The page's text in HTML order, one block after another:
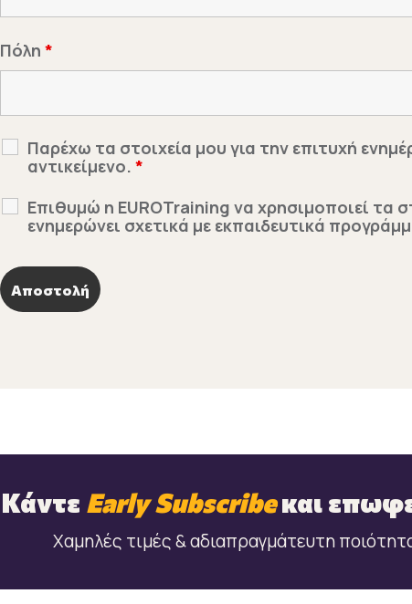
Πόλη *
Παρέχω τα στοιχεία μου για την επιτυχή
αντικείμενο. *
Επιθυμώ η EUROTraining να χρησιμοποιεί τα
ενημερώνει σχετικά με εκπαιδευτικά
Κάντε Early Subscribeκαι
Χαμηλές τιμές & αδιαπραγμάτευτη